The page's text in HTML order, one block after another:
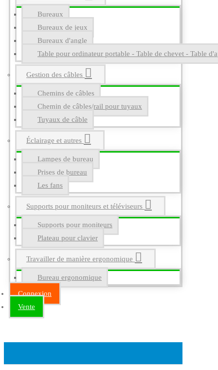
Bureaux
Bureaux de jeux
Bureaux d'angle
Table pour ordinateur portable - Table de chevet - Table
Gestion des câbles
Chemins de câbles
Chemin de câbles/rail pour tuyaux
Tuyaux de câble
Éclairage et autres
Lampes de bureau
Prises de bureau
Les fans
Supports pour moniteurs et téléviseurs
Supports pour moniteurs
Plateau pour clavier
Travailler de manière ergonomique
Bureau ergonomique
Connexion
Vente